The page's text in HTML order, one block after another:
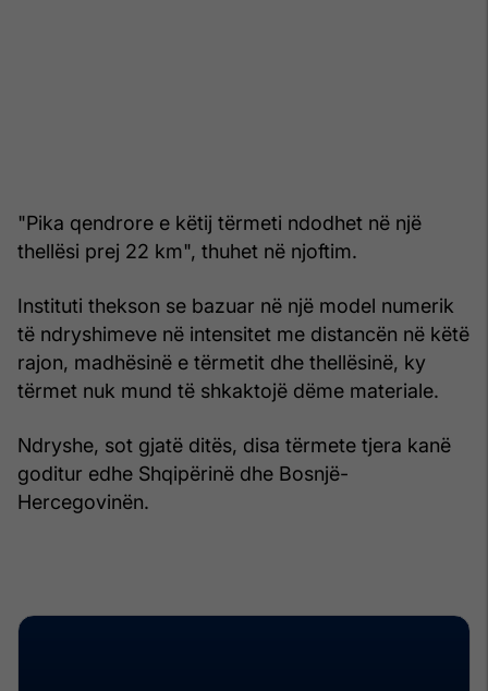
"Pika qendrore e këtij tërmeti ndodhet në një
thellësi prej 22 km", thuhet në njoftim.
Instituti thekson se bazuar në një model numerik
të ndryshimeve në intensitet me distancën në këtë
rajon, madhësinë e tërmetit dhe thellësinë, ky
tërmet nuk mund të shkaktojë dëme materiale.
Ndryshe, sot gjatë ditës, disa tërmete tjera kanë
goditur edhe Shqipërinë dhe Bosnjë-
Hercegovinën.